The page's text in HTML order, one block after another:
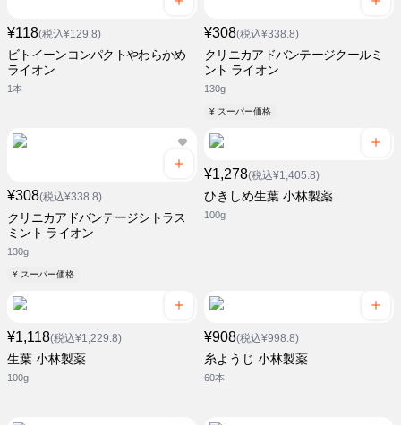
¥118(税込¥129.8)
ビトイーンコンパクトやわらかめ
ライオン
1本
¥308(税込¥338.8)
クリニカアドバンテージクールミ
ント ライオン
130g
¥ スーパー価格
¥308(税込¥338.8)
クリニカアドバンテージシトラス
ミント ライオン
130g
¥ スーパー価格
¥1,278(税込¥1,405.8)
ひきしめ生葉 小林製薬
100g
¥1,118(税込¥1,229.8)
生葉 小林製薬
100g
¥908(税込¥998.8)
糸ようじ 小林製薬
60本